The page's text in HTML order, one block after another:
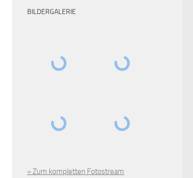
BILDERGALERIE
» Zum kompletten Fotostream